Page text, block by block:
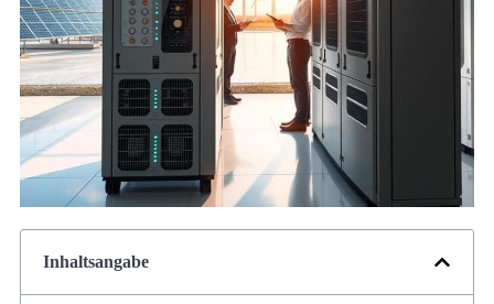
Inhaltsangabe